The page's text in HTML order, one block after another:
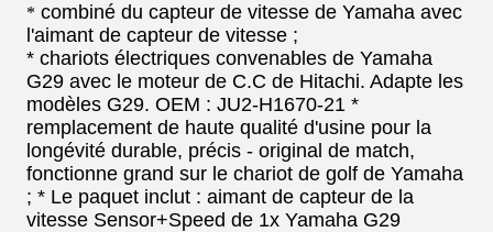
* combiné du capteur de vitesse de Yamaha avec
l'aimant de capteur de vitesse ;
* chariots électriques convenables de Yamaha
G29 avec le moteur de C.C de Hitachi. Adapte les
modèles G29. OEM : JU2-H1670-21 *
remplacement de haute qualité d'usine pour la
longévité durable, précis - original de match,
fonctionne grand sur le chariot de golf de Yamaha
; * Le paquet inclut : aimant de capteur de la
vitesse Sensor+Speed de 1x Yamaha G29